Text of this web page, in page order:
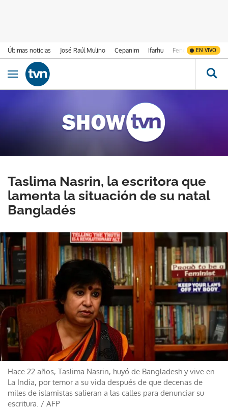
Últimas noticias José Raúl Mulino Cepanim Ifarhu Fenómeno de El
EN VIVO
Ir al contenido
Obrir navegació
Taslima Nasrin, la escritora que
lamenta la situación de su natal
Bangladés
Hace 22 años, Taslima Nasrin, huyó de Bangladesh y vive en
La India, por temor a su vida después de que decenas de
miles de islamistas salieran a las calles para denunciar su
escritura. / AFP